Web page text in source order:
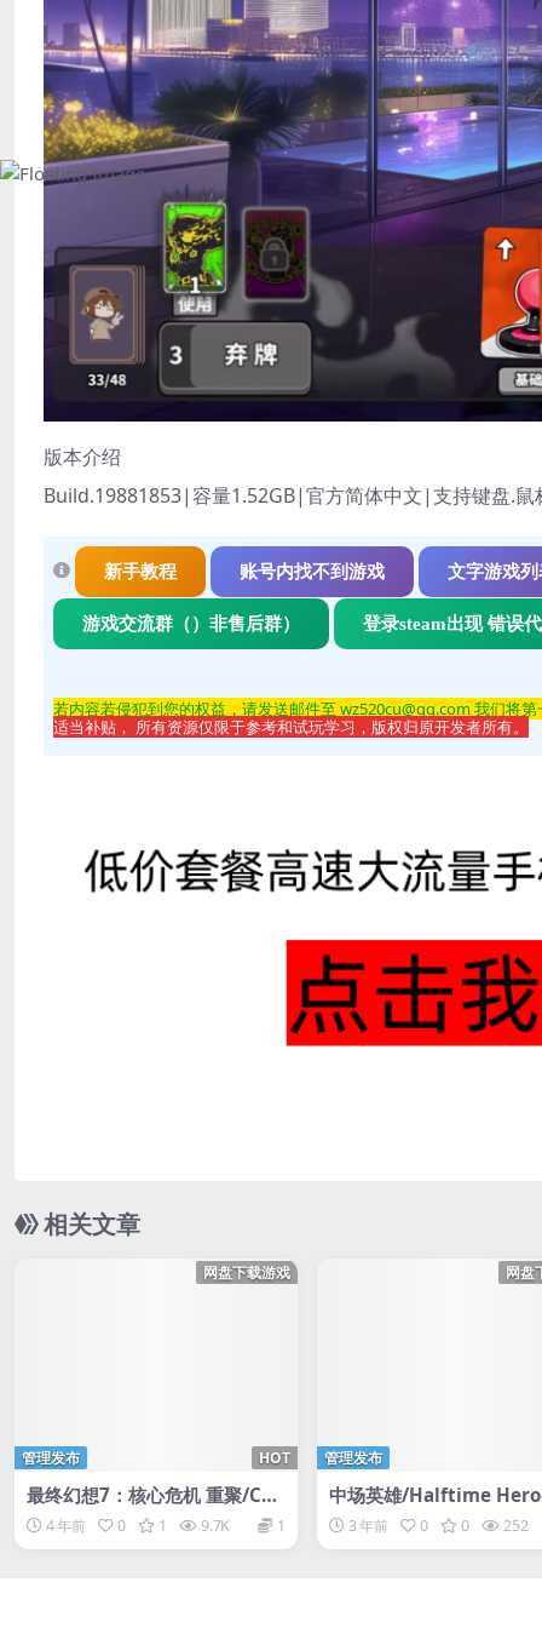
版本介绍
Build.19881853|容量1.52GB|官方简体中文|支持键盘.鼠
新手教程 账号内找不到游戏 文字游戏列
游戏交流群（）非售后群） 登录steam出现 错误
若内容若侵犯到您的权益，请发送邮件至 wz520cu@qq.com 我们将
适当补贴， 所有资源仅限于参考和试玩学习，版权归原开发者所有。
相关文章
网盘下载游戏
HOT
管理发布
最终幻想7：核心危机 重聚/CRI
SIS CORE –FINAL FANTASY VI
I– REUNION
4 年前 0 1 9.7K 1
网盘
管理发布
中场英雄/Halftime
3 年前 0 0 252